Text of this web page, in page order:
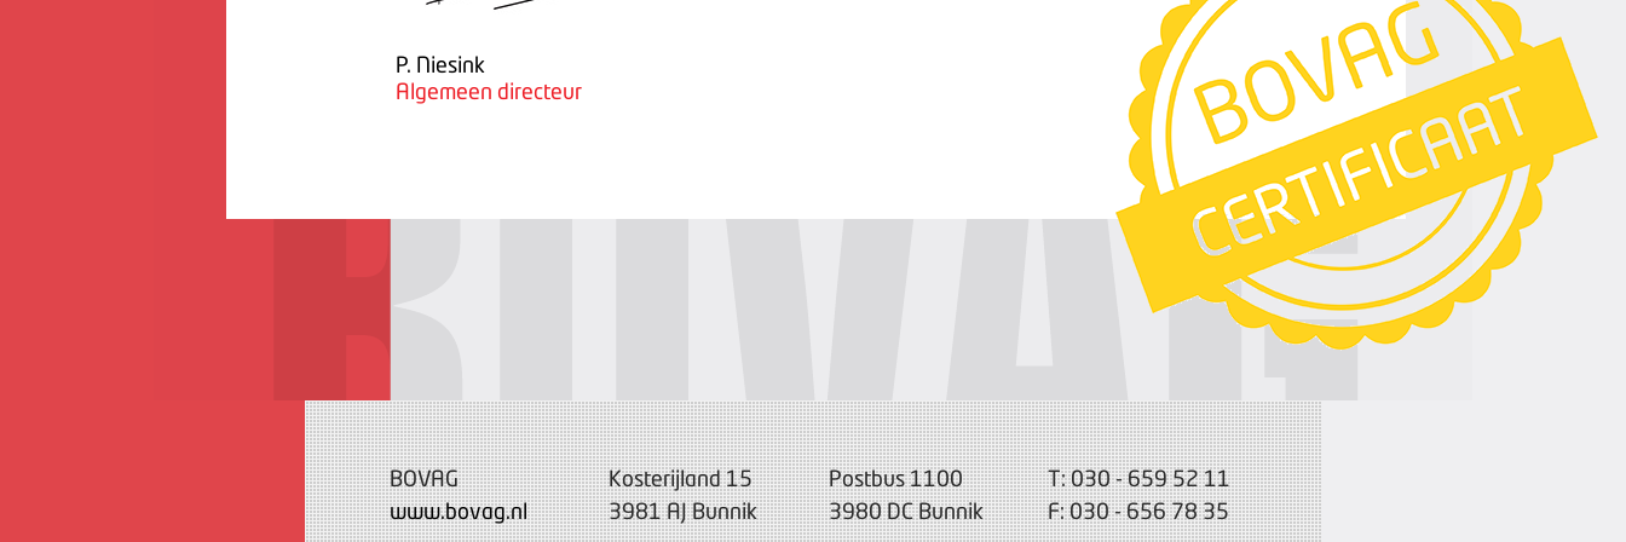
P. Niesink
Algemeen directeur
BOVAG
www.bovag.nl
Kosterijland 15
3981 AJ Bunnik
Postbus 1100
3980 DC Bunnik
T: 030 - 659 52 11
F: 030 - 656 78 35